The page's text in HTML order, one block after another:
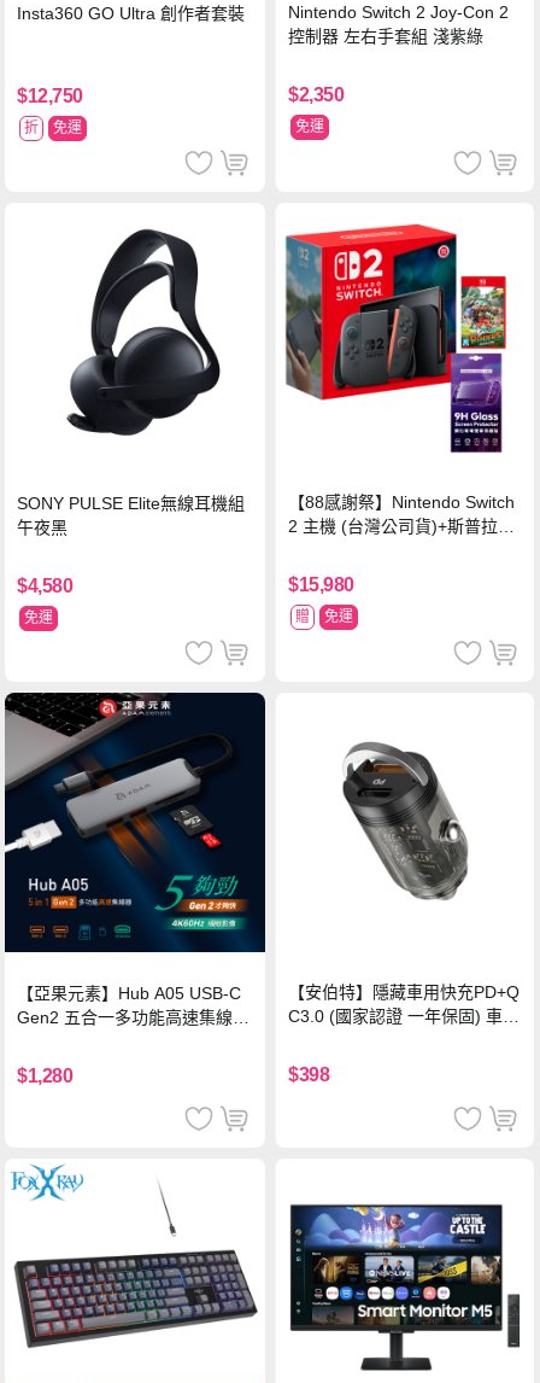
Insta360 GO Ultra 創作者套裝
$12,750
折 免運
Nintendo Switch 2 Joy-Con 2
控制器 左右手套組 淺紫綠
$2,350
免運
SONY PULSE Elite無線耳機組
午夜黑
$4,580
免運
【88感謝祭】Nintendo Switch
2 主機 (台灣公司貨)+斯普拉遁
$15,980
贈 免運
【亞果元素】Hub A05 USB-C
Gen2 五合一多功能高速集線
$1,280
【安伯特】隱藏車用快充PD+Q
C3.0 (國家認證 一年保固) 車充
$398